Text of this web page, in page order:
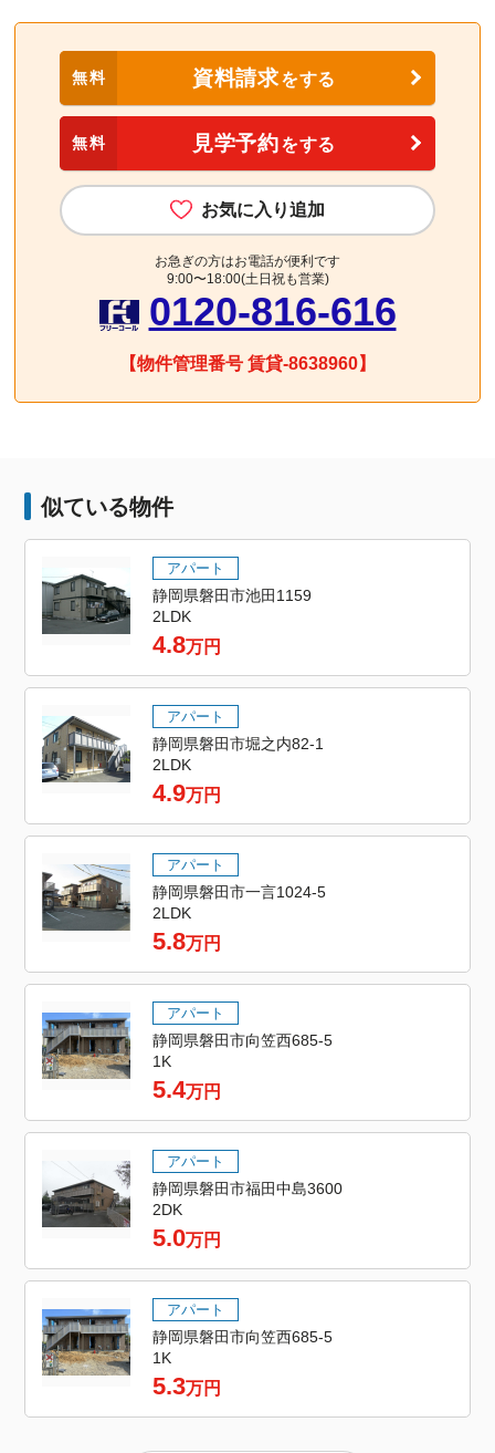
無料 資料請求をする
無料 見学予約をする
お気に入り追加
お急ぎの方はお電話が便利です
9:00〜18:00(土日祝も営業)
0120-816-616
【物件管理番号 賃貸-8638960】
似ている物件
アパート
静岡県磐田市池田1159
2LDK
4.8万円
アパート
静岡県磐田市堀之内82-1
2LDK
4.9万円
アパート
静岡県磐田市一言1024-5
2LDK
5.8万円
アパート
静岡県磐田市向笠西685-5
1K
5.4万円
アパート
静岡県磐田市福田中島3600
2DK
5.0万円
アパート
静岡県磐田市向笠西685-5
1K
5.3万円